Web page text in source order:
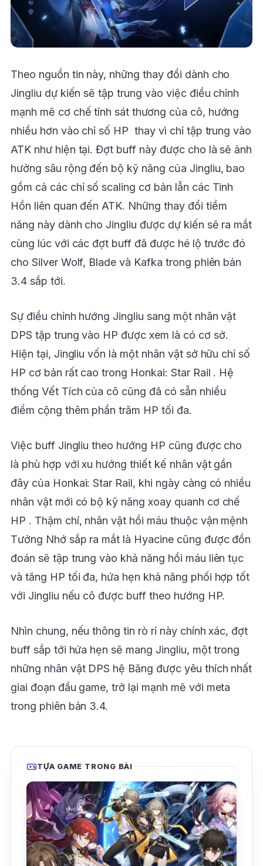
Theo nguồn tin này, những thay đổi dành cho
Jingliu dự kiến sẽ tập trung vào việc điều chỉnh
mạnh mẽ cơ chế tính sát thương của cô, hướng
nhiều hơn vào chỉ số HP thay vì chỉ tập trung vào
ATK như hiện tại. Đợt buff này được cho là sẽ ảnh
hưởng sâu rộng đến bộ kỹ năng của Jingliu, bao
gồm cả các chỉ số scaling cơ bản lẫn các Tinh
Hồn liên quan đến ATK. Những thay đổi tiềm
năng này dành cho Jingliu được dự kiến sẽ ra mắt
cùng lúc với các đợt buff đã được hé lộ trước đó
cho Silver Wolf, Blade và Kafka trong phiên bản
3.4 sắp tới.
Sự điều chỉnh hướng Jingliu sang một nhân vật
DPS tập trung vào HP được xem là có cơ sở.
Hiện tại, Jingliu vốn là một nhân vật sở hữu chỉ số
HP cơ bản rất cao trong Honkai: Star Rail . Hệ
thống Vết Tích của cô cũng đã có sẵn nhiều
điểm cộng thêm phần trăm HP tối đa.
Việc buff Jingliu theo hướng HP cũng được cho
là phù hợp với xu hướng thiết kế nhân vật gần
đây của Honkai: Star Rail, khi ngày càng có nhiều
nhân vật mới có bộ kỹ năng xoay quanh cơ chế
HP . Thậm chí, nhân vật hồi máu thuộc vận mệnh
Tưởng Nhớ sắp ra mắt là Hyacine cũng được đồn
đoán sẽ tập trung vào khả năng hồi máu liên tục
và tăng HP tối đa, hứa hẹn khả năng phối hợp tốt
với Jingliu nếu cô được buff theo hướng HP.
Nhìn chung, nếu thông tin rò rỉ này chính xác, đợt
buff sắp tới hứa hẹn sẽ mang Jingliu, một trong
những nhân vật DPS hệ Băng được yêu thích nhất
giai đoạn đầu game, trở lại mạnh mẽ với meta
trong phiên bản 3.4.
TỰA GAME TRONG BÀI